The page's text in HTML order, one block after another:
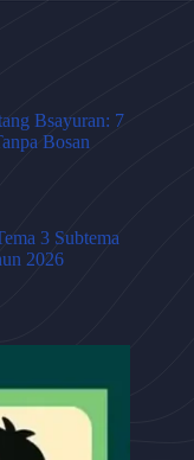
Bsayuran: 7
Bosan
3 Subtema
2026